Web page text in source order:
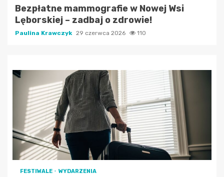
Bezpłatne mammografie w Nowej Wsi
Lęborskiej – zadbaj o zdrowie!
Paulina Krawczyk 29 czerwca 2026 110
FESTIWALE WYDARZENIA